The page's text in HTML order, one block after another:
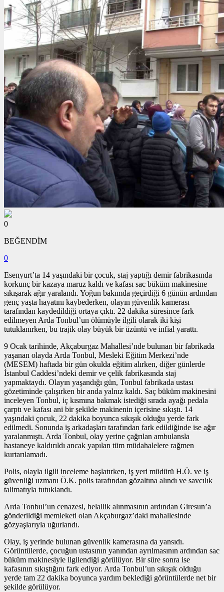
0
BEĞENDİM
0
Esenyurt’ta 14 yaşındaki bir çocuk, staj yaptığı demir fabrikasında
korkunç bir kazaya maruz kaldı ve kafası sac büküm makinesine
sıkışarak ağır yaralandı. Yoğun bakımda geçirdiği 6 günün ardından
genç yaşta hayatını kaybederken, olayın güvenlik kamerası
tarafından kaydedildiği ortaya çıktı. 22 dakika süresince fark
edilmeyen Arda Tonbul’un ölümüyle ilgili olarak iki kişi
tutuklanırken, bu trajik olay büyük bir üzüntü ve infial yarattı.
9 Ocak tarihinde, Akçaburgaz Mahallesi’nde bulunan bir fabrikada
yaşanan olayda Arda Tonbul, Mesleki Eğitim Merkezi’nde
(MESEM) haftada bir gün okulda eğitim alırken, diğer günlerde
İstanbul Caddesi’ndeki demir ve çelik fabrikasında staj
yapmaktaydı. Olayın yaşandığı gün, Tonbul fabrikada ustası
gözetiminde çalışırken bir anda yalnız kaldı. Saç büküm makinesini
inceleyen Tonbul, iç kısmına bakmak istediği sırada ayağı pedala
çarptı ve kafası ani bir şekilde makinenin içerisine sıkıştı. 14
yaşındaki çocuk, 22 dakika boyunca sıkışık olduğu yerde fark
edilmedi. Sonunda iş arkadaşları tarafından fark edildiğinde ise ağır
yaralanmıştı. Arda Tonbul, olay yerine çağrılan ambulansla
hastaneye kaldırıldı ancak yapılan tüm müdahalelere rağmen
kurtarılamadı.
Polis, olayla ilgili inceleme başlatırken, iş yeri müdürü H.Ö. ve iş
güvenliği uzmanı Ö.K. polis tarafından gözaltına alındı ve savcılık
talimatıyla tutuklandı.
Arda Tonbul’un cenazesi, helallik alınmasının ardından Giresun’a
gönderildiği memleketi olan Akçaburgaz’daki mahallesinde
gözyaşlarıyla uğurlandı.
Olay, iş yerinde bulunan güvenlik kamerasına da yansıdı.
Görüntülerde, çocuğun ustasının yanından ayrılmasının ardından sac
büküm makinesiyle ilgilendiği görülüyor. Bir süre sonra ise
kafasının sıkıştığını fark ediyor. Arda Tonbul’un sıkışık olduğu
yerde tam 22 dakika boyunca yardım beklediği görüntülerde net bir
şekilde görülüyor.